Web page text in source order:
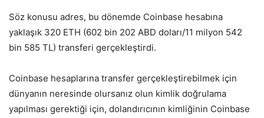
Söz konusu adres, bu dönemde Coinbase hesabına
yaklaşık 320 ETH (602 bin 202 ABD doları/11 milyon 542
bin 585 TL) transferi gerçekleştirdi.
Coinbase hesaplarına transfer gerçekleştirebilmek için
dünyanın neresinde olursanız olun kimlik doğrulama
yapılması gerektiği için, dolandırıcının kimliğinin Coinbase